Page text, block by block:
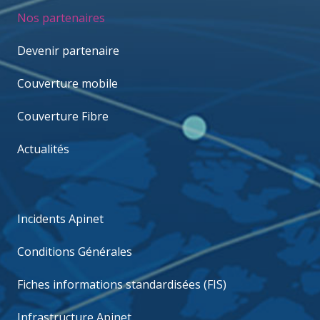
Nos partenaires
Devenir partenaire
Couverture mobile
Couverture Fibre
Actualités
Incidents Apinet
Conditions Générales
Fiches informations standardisées (FIS)
Infrastructure Apinet